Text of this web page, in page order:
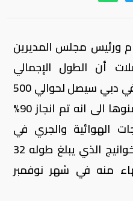
ورئيس مجلس المديرين
أن الطول الإجمالي
لمسارات الدراجات الهوائية في دبي سيصل لحوالي 500
كيلومتر بحلول عام 2021 منوها الى انه تم انجاز 90%
الهوائية والجري في
مناطق مشرف ومردف والخوانيج الذي يبلغ طوله 32
منه في شهر نوفمبر